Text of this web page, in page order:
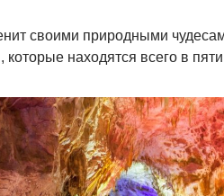
своими природными
которые находятся всего в